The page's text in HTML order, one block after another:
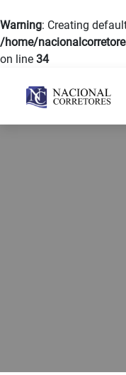
Warning: Creating
/home/
on line 34